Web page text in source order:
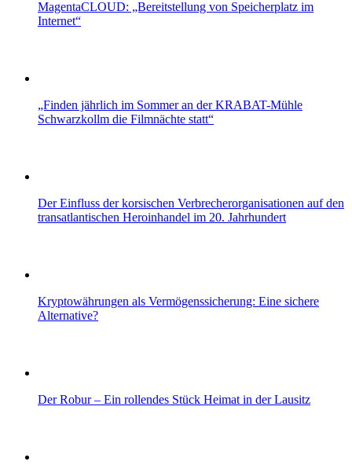
MagentaCLOUD: „Bereitstellung von Speicherplatz im
Internet“
„Finden jährlich im Sommer an der KRABAT-Mühle
Schwarzkollm die Filmnächte statt“
Der Einfluss der korsischen Verbrecherorganisationen auf den
transatlantischen Heroinhandel im 20. Jahrhundert
Kryptowährungen als Vermögenssicherung: Eine sichere
Alternative?
Der Robur – Ein rollendes Stück Heimat in der Lausitz